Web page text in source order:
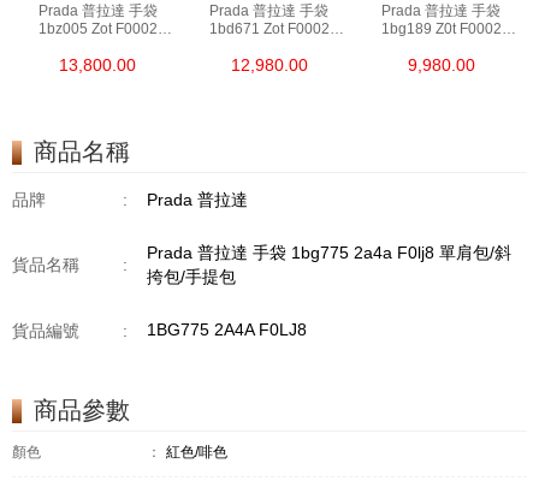
Prada 普拉達 手袋
1bz005 Zot F0002
13,800.00
Prada 普拉達 手袋
1bd671 Zot F0002
12,980.00
Prada 普拉達 手袋
1bg189 Z0t F0002
9,980.00
商品名稱
品牌 : Prada 普拉達
貨品名稱 :
Prada 普拉達 手袋 1bg775 2a4a F0lj8 單肩包/斜
挎包/手提包
貨品編號 : 1BG775 2A4A F0LJ8
商品參數
顏色 ： 紅色/啡色